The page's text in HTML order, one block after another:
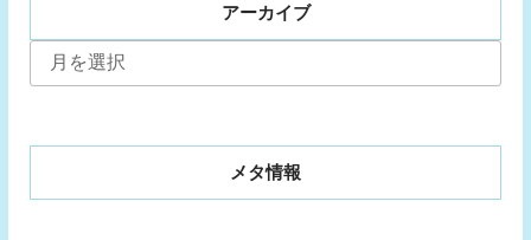
アーカイブ
ー
メタ情報